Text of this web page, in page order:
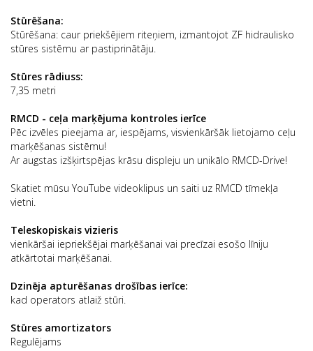
Stūrēšana:
Stūrēšana: caur priekšējiem riteņiem, izmantojot ZF hidraulisko
stūres sistēmu ar pastiprinātāju.
Stūres rādiuss:
7,35 metri
RMCD - ceļa marķējuma kontroles ierīce
Pēc izvēles pieejama ar, iespējams, visvienkāršāk lietojamo ceļu
marķēšanas sistēmu!
Ar augstas izšķirtspējas krāsu displeju un unikālo RMCD-Drive!
Skatiet mūsu YouTube videoklipus un saiti uz RMCD tīmekļa
vietni.
Teleskopiskais vizieris
vienkāršai iepriekšējai marķēšanai vai precīzai esošo līniju
atkārtotai marķēšanai.
Dzinēja apturēšanas drošības ierīce:
kad operators atlaiž stūri.
Stūres amortizators
Regulējams